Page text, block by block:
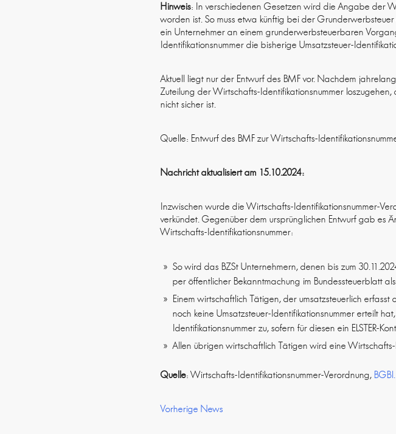
Hinweis: In verschiedenen Gesetzen wird die Angabe der
worden ist. So muss etwa künftig bei der
ein Unternehmer an einem grunderwerbsteuerbaren
Identifikationsnummer die bisherige Umsatzsteuer-
Aktuell liegt nur der Entwurf des BMF vor. Nachdem
Zuteilung der Wirtschafts-Identifikationsnummer
nicht sicher ist.
Quelle: Entwurf des BMF zur Wirtschafts-
Nachricht aktualisiert am 15.10.2024:
Inzwischen wurde die Wirtschafts-Identifikationsnummer-
verkündet. Gegenüber dem ursprünglichen Entwurf gab es
Wirtschafts-Identifikationsnummer:
So wird das BZSt Unternehmern, denen bis zum
per öffentlicher Bekanntmachung im Bundessteuerblatt
Einem wirtschaftlich Tätigen, der umsatzsteuerlich
noch keine Umsatzsteuer-Identifikationsnummer erteilt
Identifikationsnummer zu, sofern für diesen ein ELSTER-
Allen übrigen wirtschaftlich Tätigen wird eine
Quelle: Wirtschafts-Identifikationsnummer-Verordnung,
Vorherige News